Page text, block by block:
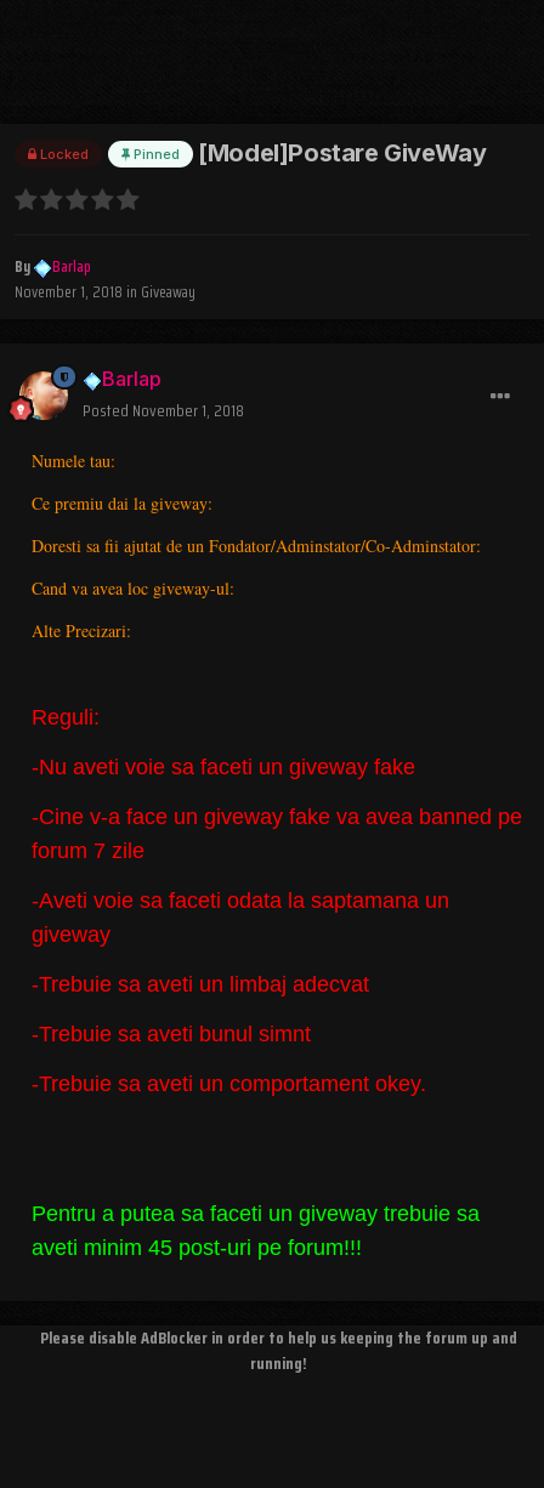
Locked Pinned [Model]Postare GiveWay
By
Barlap
November 1, 2018 in Giveaway
Barlap
Posted November 1, 2018
Numele tau:
Ce premiu dai la giveway:
Doresti sa fii ajutat de un Fondator/Adminstator/Co-Adminstator:
Cand va avea loc giveway-ul:
Alte Precizari:
Reguli:
-Nu aveti voie sa faceti un giveway fake
-Cine v-a face un giveway fake va avea banned pe
forum 7 zile
-Aveti voie sa faceti odata la saptamana un
giveway
-Trebuie sa aveti un limbaj adecvat
-Trebuie sa aveti bunul simnt
-Trebuie sa aveti un comportament okey.
Pentru a putea sa faceti un giveway trebuie sa
aveti minim 45 post-uri pe forum!!!
Please disable AdBlocker in order to help us keeping the forum up and
running!